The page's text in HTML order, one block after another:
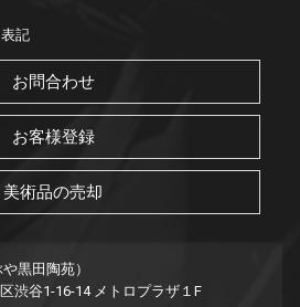
記
お問合わせ
お客様登録
美術品の売却
黒田陶苑）
渋谷1-16-14 メトロプラザ１F